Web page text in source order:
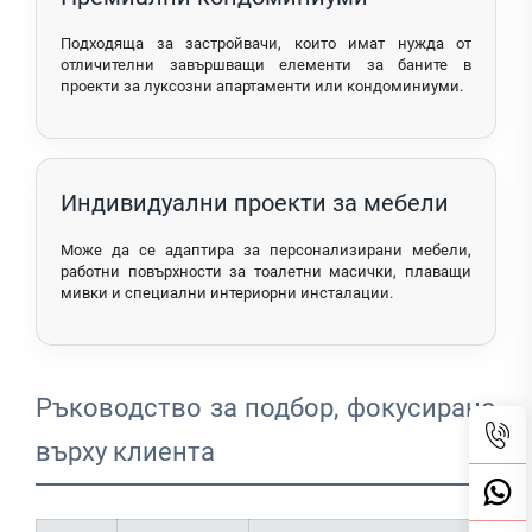
Подходяща за застройвачи, които имат нужда от
отличителни завършващи елементи за баните в
проекти за луксозни апартаменти или кондоминиуми.
Индивидуални проекти за мебели
Може да се адаптира за персонализирани мебели,
работни повърхности за тоалетни масички, плаващи
мивки и специални интериорни инсталации.
Ръководство за подбор, фокусирано
върху клиента